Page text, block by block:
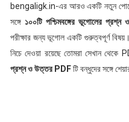
bengaligk.in-এর আরও একটি নতুন
সঙ্গে ১০০টি পশ্চিমবঙ্গের ভূগোলের প্রশ্ন
পরীক্ষার জন্য ভূগোল একটি গুরুত্বপূর্ণ
নিচে দেওয়া রয়েছে তোমরা সেখান থেকে
প্রশ্ন ও উত্তর PDFটি বন্ধুদের সঙ্গে